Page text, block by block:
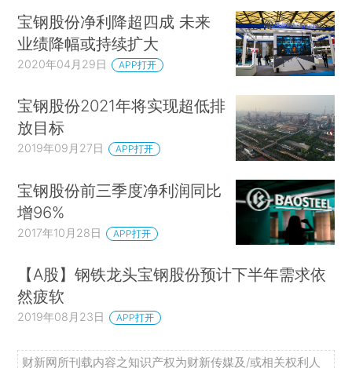
宝钢股份净利降超四成 未来
业绩降幅或持续扩大
2020年04月29日 APP打开
宝钢股份2021年将实现超低排
放目标
2019年09月27日 APP打开
宝钢股份前三季度净利润同比
增96%
2017年10月28日 APP打开
【A股】钢铁龙头宝钢股份预计下半年需求依
然疲软
2019年08月23日 APP打开
财新网所刊载内容之知识产权为财新传媒及/或相关权利人